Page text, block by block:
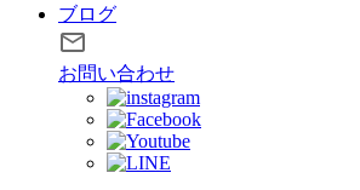
ブログ
お問い合わせ